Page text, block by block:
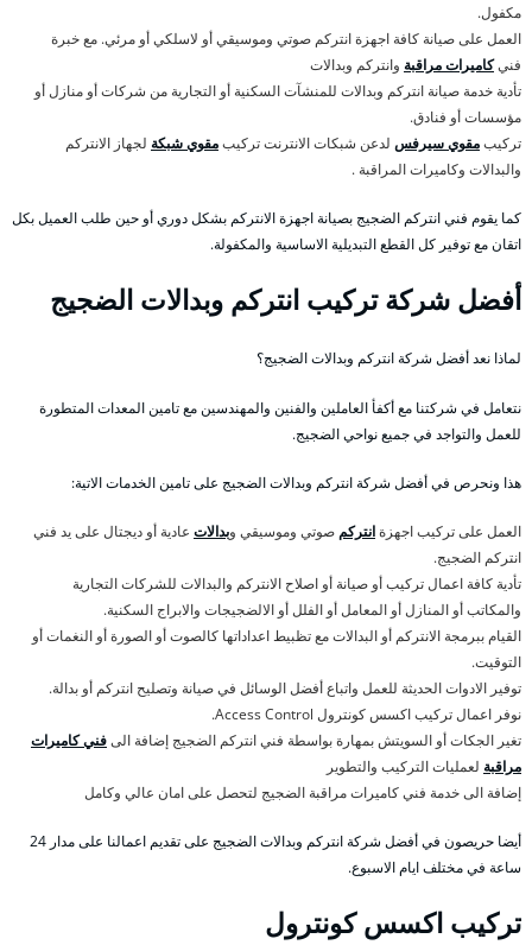
مكفول.
العمل على صيانة كافة اجهزة انتركم صوتي وموسيقي أو لاسلكي أو مرئي. مع خبرة
فنيكاميرات مراقبة وانتركم وبدالات
تأدية خدمة صيانة انتركم وبدالات للمنشآت السكنية أو التجارية من شركات أو منازل أو
مؤسسات أو فنادق.
تركيبمقوي سيرفس لدعن شبكات الانترنت تركيبمقوي شبكة لجهاز الانتركم
والبدالات وكاميرات المراقبة .
كما يقوم فني انتركم الضجيج بصيانة اجهزة الانتركم بشكل دوري أو حين طلب العميل بكل
اتقان مع توفير كل القطع التبديلية الاساسية والمكفولة.
أفضل شركة تركيب انتركم وبدالات الضجيج
لماذا نعد أفضل شركة انتركم وبدالات الضجيج؟
نتعامل في شركتنا مع أكفأ العاملين والفنين والمهندسين مع تامين المعدات المتطورة
للعمل والتواجد في جميع نواحي الضجيج.
هذا ونحرص في أفضل شركة انتركم وبدالات الضجيج على تامين الخدمات الاتية:
العمل على تركيب اجهزةانتركم صوتي وموسيقي وبدالات عادية أو ديجتال على يد فني
انتركم الضجيج.
تأدية كافة اعمال تركيب أو صيانة أو اصلاح الانتركم والبدالات للشركات التجارية
والمكاتب أو المنازل أو المعامل أو الفلل أو الالضجيجات والابراج السكنية.
القيام ببرمجة الانتركم أو البدالات مع تظبيط اعداداتها كالصوت أو الصورة أو النغمات أو
التوقيت.
توفير الادوات الحديثة للعمل واتباع أفضل الوسائل في صيانة وتصليح انتركم أو بدالة.
نوفر اعمال تركيب اكسس كونترول Access Control.
تغير الجكات أو السويتش بمهارة بواسطة فني انتركم الضجيج إضافة الىفني كاميرات
مراقبة لعمليات التركيب والتطوير
إضافة الى خدمة فني كاميرات مراقبة الضجيج لتحصل على امان عالي وكامل
أيضا حريصون في أفضل شركة انتركم وبدالات الضجيج على تقديم اعمالنا على مدار 24
ساعة في مختلف ايام الاسبوع.
تركيب اكسس كونترول